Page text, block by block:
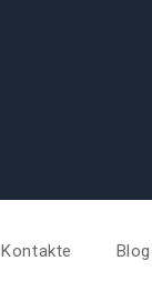
Kontakte Blog